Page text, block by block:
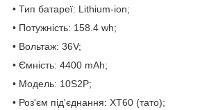
• Тип батареї: Lithium-ion;
• Потужність: 158.4 wh;
• Вольтаж: 36V;
• Ємність: 4400 mAh;
• Модель: 10S2P;
• Роз'єм під'єднання: XT60 (тато);